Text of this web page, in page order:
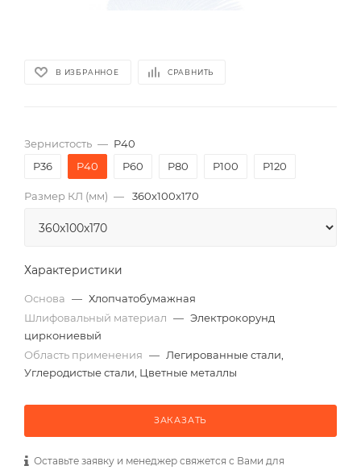
В ИЗБРАННОЕ СРАВНИТЬ
Зернистость — P40
P36
P40 P60 P80 P100 P120
Размер КЛ (мм) — 360x100x170
Характеристики
Основа — Хлопчатобумажная
Шлифовальный материал — Электрокорунд
циркониевый
Область применения — Легированные стали,
Углеродистые стали, Цветные металлы
ЗАКАЗАТЬ
Оставьте заявку и менеджер свяжется с Вами для